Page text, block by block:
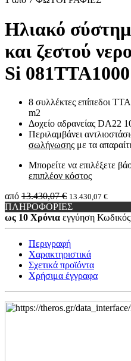
Ηλιακό
και ζεστού
Si 081TTA1000
8 συλλέκτες επίπεδοι
m2
Δοχείο αδρανείας DA22
Περιλαμβάνει
σωλήνωσης με τα
Μπορείτε να επιλέξετε
επιπλέον κόστος
από 13.430,07 € 13.430,07 €
ΠΛΗΡΟΦΟΡΙΕΣ
ως 10 Χρόνια εγγύηση
Περιγραφή
Χαρακτηριστικά
Σχετικά προϊόντα
Χρήσιμα έγγραφα